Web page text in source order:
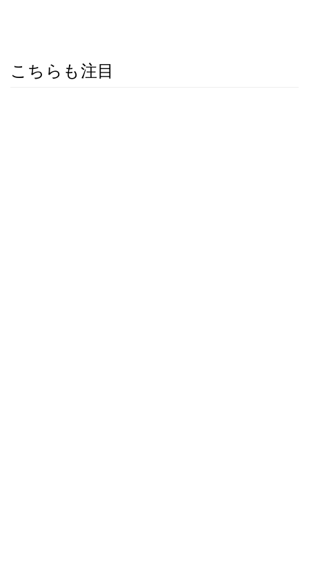
こちらも注目